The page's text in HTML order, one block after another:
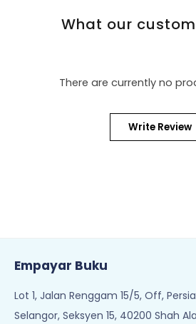
What our
There are currently no
Write Review
Empayar Buku
Lot 1, Jalan Renggam 15/5, Off,
Selangor, Seksyen 15, 40200 Shah